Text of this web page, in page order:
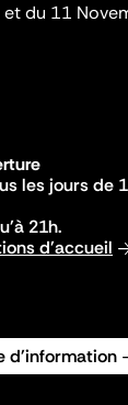
et du 11
les jours de
21h.
d'accueil
d'information